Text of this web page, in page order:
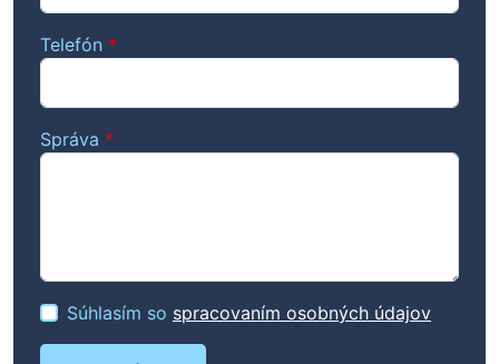
Telefón *
Správa *
Súhlasím so spracovaním osobných údajov